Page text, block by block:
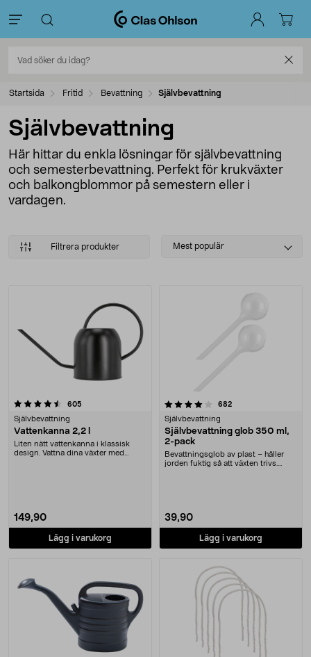
Startsida Fritid Bevattning Självbevattning
Självbevattning
Här hittar du enkla lösningar för självbevattning
och semesterbevattning. Perfekt för krukväxter
och balkongblommor på semestern eller i
vardagen.
Filtrera produkter
Select
Mest populär
605
Självbevattning
Vattenkanna 2,2 l
Liten nätt vattenkanna i klassisk
design. Vattna dina växter med
149,90
Lägg i varukorg
4.0 av 5 stjärnor 682recensioner
Självbevattning
Självbevattning glob 350 ml,
2-pack
Bevattningsglob av plast – håller
jorden fuktig så att växten trivs.
39,90
Lägg i varukorg